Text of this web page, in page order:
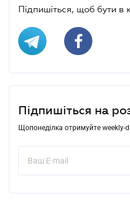
Підпишіться, щоб бути в
Підпишіться на
Щопонеділка отримуйте weekly-